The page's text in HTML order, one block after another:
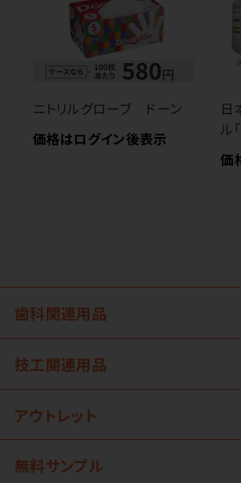
ニトリルグローブ ドーン
価格はログイン後表示
日
ル
価
歯科関連用品
技工関連用品
アウトレット
無料サンプル